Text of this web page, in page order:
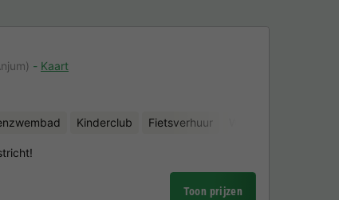
Kaart
Kinderclub Fietsverhuur
Toon prijzen